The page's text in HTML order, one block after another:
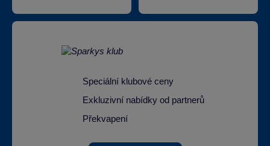
Speciální klubové ceny
Exkluzivní nabídky od partnerů
Překvapení